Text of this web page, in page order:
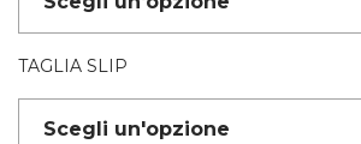
TAGLIA SLIP